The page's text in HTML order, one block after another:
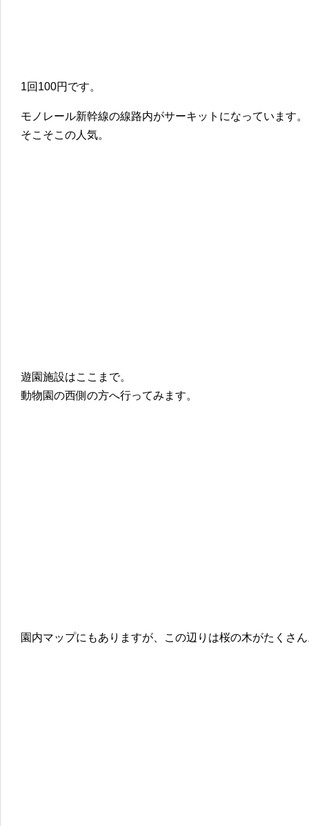
1回100円です。
モノレール新幹線の線路内がサーキットになっています。
そこそこの人気。
遊園施設はここまで。
動物園の西側の方へ行ってみます。
園内マップにもありますが、この辺りは桜の木がたくさ